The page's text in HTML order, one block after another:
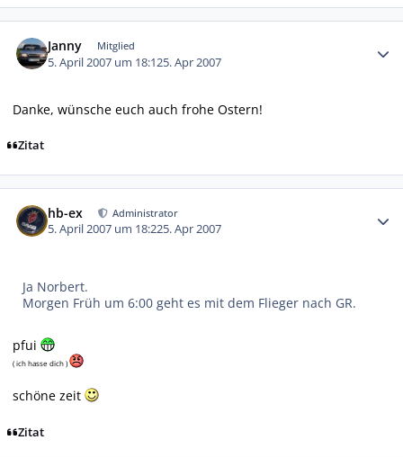
Janny Mitglied
5. April 2007 um 18:125. Apr 2007
Danke, wünsche euch auch frohe Ostern!
Zitat
hb-ex Administrator
5. April 2007 um 18:225. Apr 2007
Ja Norbert.
Morgen Früh um 6:00 geht es mit dem Flieger nach GR.
pfui
( ich hasse dich )
schöne zeit
Zitat